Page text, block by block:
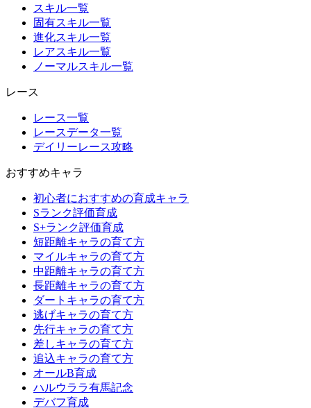
スキル一覧
固有スキル一覧
進化スキル一覧
レアスキル一覧
ノーマルスキル一覧
レース
レース一覧
レースデータ一覧
デイリーレース攻略
おすすめキャラ
初心者におすすめの育成キャラ
Sランク評価育成
S+ランク評価育成
短距離キャラの育て方
マイルキャラの育て方
中距離キャラの育て方
長距離キャラの育て方
ダートキャラの育て方
逃げキャラの育て方
先行キャラの育て方
差しキャラの育て方
追込キャラの育て方
オールB育成
ハルウララ有馬記念
デバフ育成